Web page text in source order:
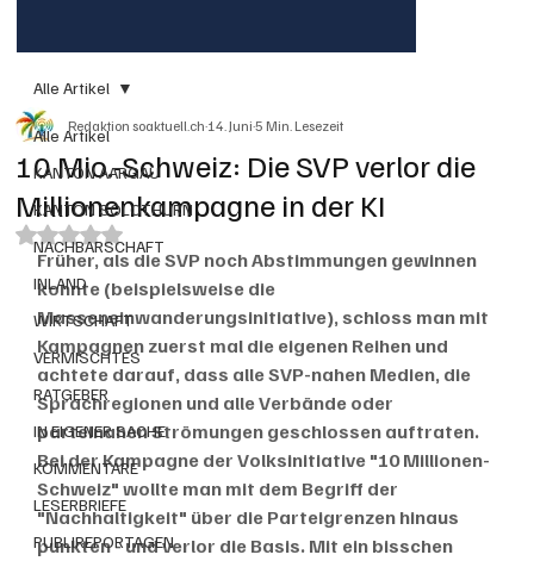
Alle Artikel
KANTON AARGAU
KANTON SOLOTHURN
NACHBARSCHAFT
INLAND
WIRTSCHAFT
VERMISCHTES
RATGEBER
IN EIGENER SACHE
KOMMENTARE
LESERBRIEFE
PUBLIREPORTAGEN
Alle Artikel
10 Mio.-Schweiz: Die SVP verlor die
Millionenkampagne in der KI
Redaktion soaktuell.ch14. Juni5 Min. Lesezeit
Mit NaN von 5 Sternen bewertet.
Früher, als die SVP noch Abstimmungen gewinnen
konnte (beispielsweise die
Masseneinwanderungsinitiative), schloss man mit
Kampagnen zuerst mal die eigenen Reihen und
achtete darauf, dass alle SVP-nahen Medien, die
Sprachregionen und alle Verbände oder
parteinahen Strömungen geschlossen auftraten.
Bei der Kampagne der Volksinitiative "10 Millionen-
Schweiz" wollte man mit dem Begriff der
"Nachhaltigkeit" über die Parteigrenzen hinaus
punkten - und verlor die Basis. Mit ein bisschen